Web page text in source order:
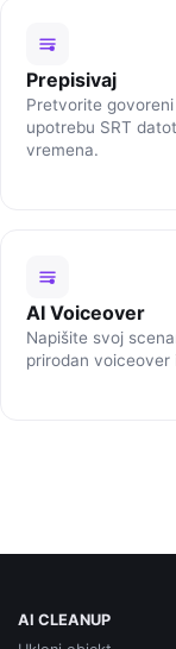
Prepisivaj
Pretvorite
upotrebu SRT
vremena.
AI Voiceover
Napišite svoj
prirodan voiceover
AI CLEANUP